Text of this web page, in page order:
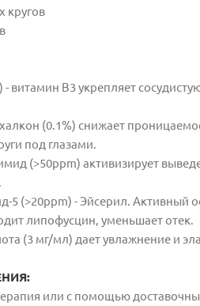
кругов
витамин B3 укрепляет
(0.1%) снижает
под глазами.
(>50ppm) активизирует
5 (>20ppm) - Эйсерил. Активный
липофусцин, уменьшает отек.
(3 мг/мл) дает увлажнение и
или с помощью